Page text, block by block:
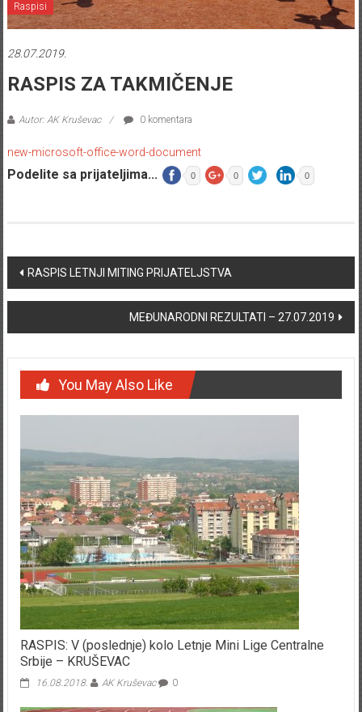
Raspisi
28.07.2019.
RASPIS ZA TAKMIČENJE
Autor: AK Kruševac 0 komentara
new-microsoft-office-word-document
Podelite sa prijateljima... 0 0 0
Post navigation
RASPIS LETNJI MITING PRIJATELJSTVA
MEĐUNARODNI REZULTATI – 27.07.2019
You May Also Like
RASPIS: V (poslednje) kolo Letnje Mini Lige Centralne
Srbije – KRUŠEVAC
16.08.2018. AK Kruševac 0